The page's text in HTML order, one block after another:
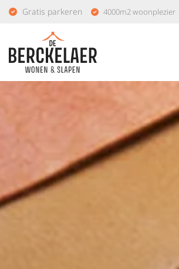
Gratis parkeren 4000m2 woonplezier